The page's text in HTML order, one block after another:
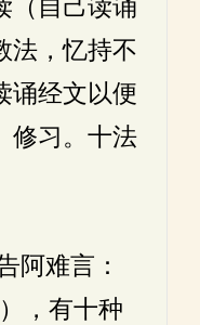
（自己读诵
法，忆持不
诵经文以便
修习。十法
阿难言：
，有十种